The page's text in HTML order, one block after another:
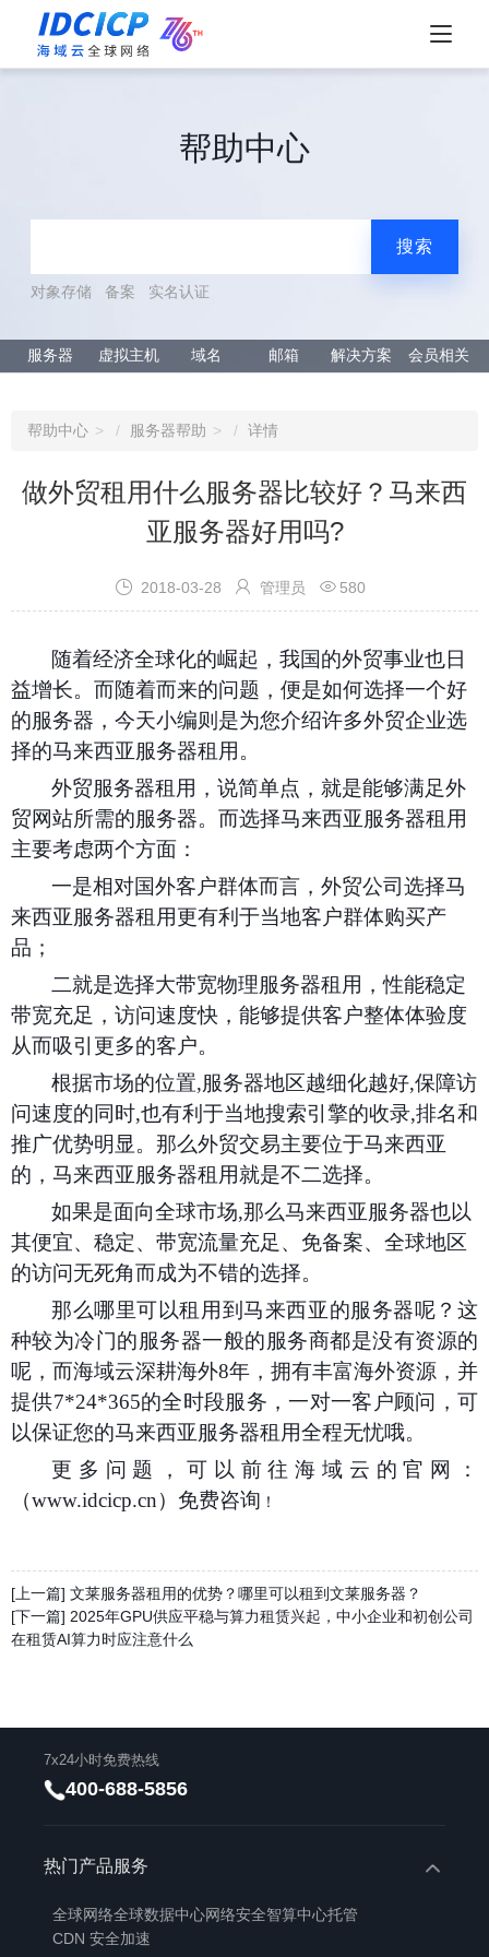
帮助中心
搜索
对象存储 备案 实名认证
服务器 虚拟主机 域名 邮箱 解决方案 会员相关
帮助中心 服务器帮助 详情
做外贸租用什么服务器比较好？马来西
亚服务器好用吗?
 2018-03-28  管理员  580
随着经济全球化的崛起，我国的外贸事业也日
益增长。而随着而来的问题，便是如何选择一个好
的服务器，今天小编则是为您介绍许多外贸企业选
择的马来西亚服务器租用。
外贸服务器租用，说简单点，就是能够满足外
贸网站所需的服务器。而选择马来西亚服务器租用
主要考虑两个方面：
一是相对国外客户群体而言，外贸公司选择马
来西亚服务器租用更有利于当地客户群体购买产
品；
二就是选择大带宽物理服务器租用，性能稳定
带宽充足，访问速度快，能够提供客户整体体验度
从而吸引更多的客户。
根据市场的位置,服务器地区越细化越好,保障访
问速度的同时,也有利于当地搜索引擎的收录,排名和
推广优势明显。那么外贸交易主要位于马来西亚
的，马来西亚服务器租用就是不二选择。
如果是面向全球市场,那么马来西亚服务器也以
其便宜、稳定、带宽流量充足、免备案、全球地区
的访问无死角而成为不错的选择。
那么哪里可以租用到马来西亚的服务器呢？这
种较为冷门的服务器一般的服务商都是没有资源的
呢，而海域云深耕海外8年，拥有丰富海外资源，并
提供7*24*365的全时段服务，一对一客户顾问，可
以保证您的马来西亚服务器租用全程无忧哦。
更多问题，可以前往海域云的官网：
（www.idcicp.cn）免费咨询 ！
[上一篇] 文莱服务器租用的优势？哪里可以租到文莱服务器？
[下一篇] 2025年GPU供应平稳与算力租赁兴起，中小企业和初创公司
在租赁AI算力时应注意什么
7x24小时免费热线
400-688-5856
热门产品服务
全球网络全球数据中心网络安全智算中心托管
CDN 安全加速